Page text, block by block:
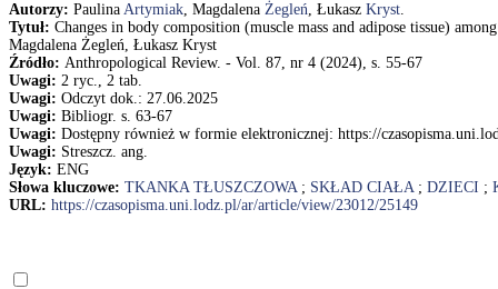
Autorzy: Paulina Artymiak, Magdalena Żegleń, Łukasz Kryst.
Tytuł: Changes in body composition (muscle mass and adipose tissue)
Magdalena Żegleń, Łukasz Kryst
Źródło: Anthropological Review. - Vol. 87, nr 4 (2024), s. 55-67
Uwagi: 2 ryc., 2 tab.
Uwagi: Odczyt dok.: 27.06.2025
Uwagi: Bibliogr. s. 63-67
Uwagi: Dostępny również w formie elektronicznej: https://
Uwagi: Streszcz. ang.
Język: ENG
Słowa kluczowe: TKANKA TŁUSZCZOWA; SKŁAD CIAŁA; DZIECI ;
URL: https://czasopisma.uni.lodz.pl/ar/article/view/23012/25149